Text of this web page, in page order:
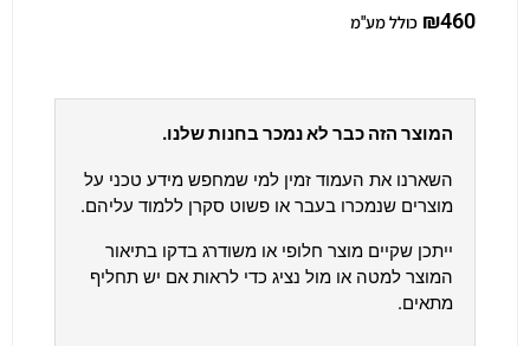
₪460 כולל מע"מ
המוצר הזה כבר לא נמכר בחנות שלנו.
השארנו את העמוד זמין למי שמחפש מידע טכני על
מוצרים שנמכרו בעבר או פשוט סקרן ללמוד עליהם.
ייתכן שקיים מוצר חלופי או משודרג בדקו בתיאור
המוצר למטה או מול נציג כדי לראות אם יש תחליף
מתאים.